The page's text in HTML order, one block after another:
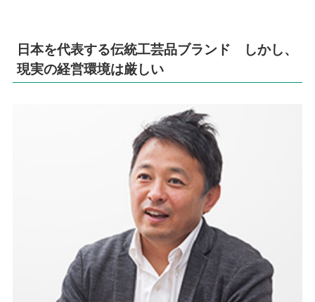
日本を代表する伝統工芸品ブランド しかし、
現実の経営環境は厳しい